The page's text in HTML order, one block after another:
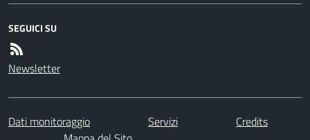
SEGUICI SU
Newsletter
Dati monitoraggio Servizi
Credits